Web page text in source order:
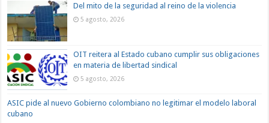
Del mito de la seguridad al reino de la violencia
5 agosto, 2026
OIT reitera al Estado cubano cumplir sus obligaciones
en materia de libertad sindical
5 agosto, 2026
ASIC pide al nuevo Gobierno colombiano no legitimar el modelo laboral
cubano